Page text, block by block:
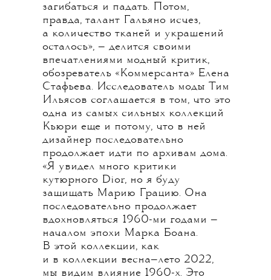
загибаться и падать. Потом,
правда, талант Гальяно исчез,
а количество тканей и украшений
осталось», — делится своими
впечатлениями модный критик,
обозреватель «Коммерсанта» Елена
Стафьева. Исследователь моды Тим
Ильясов соглашается в том, что это
одна из самых сильных коллекций
Кьюри еще и потому, что в ней
дизайнер последовательно
продолжает идти по архивам дома.
«Я увидел много критики
кутюрного Dior, но я буду
защищать Марию Грацию. Она
последовательно продолжает
вдохновляться 1960-ми годами —
началом эпохи Марка Боана.
В этой коллекции, как
и в коллекции весна—лето 2022,
мы видим влияние 1960-х. Это